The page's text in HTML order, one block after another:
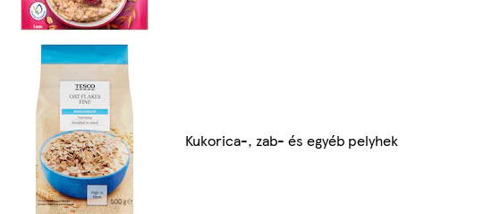
Kukorica-, zab- és egyéb pelyhek